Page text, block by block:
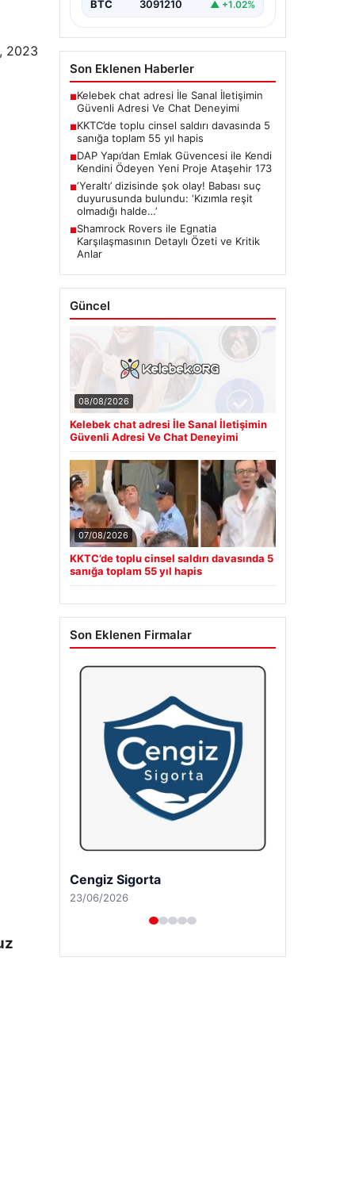
2023
BTC 3091210 ▲ +1.02%
Son Eklenen Haberler
■Kelebek chat adresi İle Sanal İletişimin
Güvenli Adresi Ve Chat Deneyimi
■KKTC’de toplu cinsel saldırı davasında 5
sanığa toplam 55 yıl hapis
■DAP Yapı’dan Emlak Güvencesi ile Kendi
Kendini Ödeyen Yeni Proje Ataşehir 173
■‘Yeraltı’ dizisinde şok olay! Babası suç
duyurusunda bulundu: ‘Kızımla reşit
olmadığı halde…’
■Shamrock Rovers ile Egnatia
Karşılaşmasının Detaylı Özeti ve Kritik
Anlar
Güncel
08/08/2026
Kelebek chat adresi İle Sanal İletişimin
Güvenli Adresi Ve Chat Deneyimi
07/08/2026
KKTC’de toplu cinsel saldırı davasında 5
sanığa toplam 55 yıl hapis
Son Eklenen Firmalar
Hastaş Beton
26/05/2026